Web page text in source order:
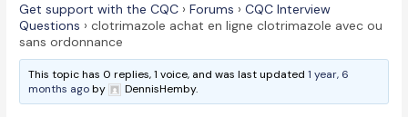
Get support with the CQC › Forums › CQC Interview
Questions › clotrimazole achat en ligne clotrimazole avec ou
sans ordonnance
This topic has 0 replies, 1 voice, and was last updated1 year, 6
months agoby DennisHemby.